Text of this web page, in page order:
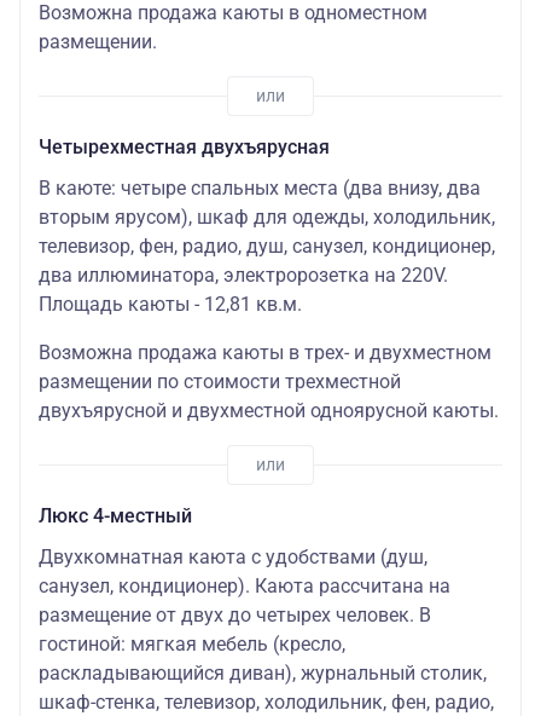
Возможна продажа каюты в одноместном
размещении.
Четырехместная двухъярусная
В каюте: четыре спальных места (два внизу, два
вторым ярусом), шкаф для одежды, холодильник,
телевизор, фен, радио, душ, санузел, кондиционер,
два иллюминатора, электророзетка на 220V.
Площадь каюты - 12,81 кв.м.
Возможна продажа каюты в трех- и двухместном
размещении по стоимости трехместной
двухъярусной и двухместной одноярусной каюты.
Люкс 4-местный
Двухкомнатная каюта с удобствами (душ,
санузел, кондиционер). Каюта рассчитана на
размещение от двух до четырех человек. В
гостиной: мягкая мебель (кресло,
раскладывающийся диван), журнальный столик,
шкаф-стенка, телевизор, холодильник, фен, радио,